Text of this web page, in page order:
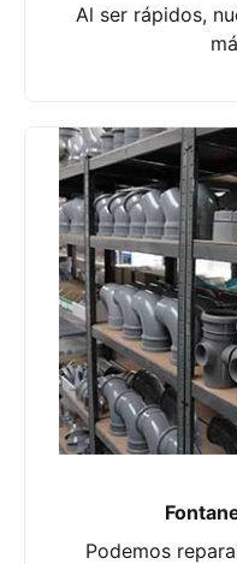
Al ser rápidos,
Podemos